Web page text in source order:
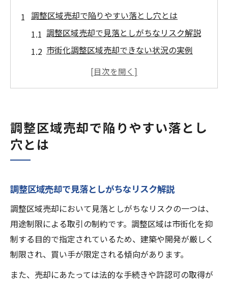
調整区域売却で陥りやすい落とし穴とは
調整区域売却で見落としがちなリスク解説
市街化調整区域売却できない状況の実例
調整区域売却における手続き上の注意点
スムーズな調整区域売却準備の進め方
調整区域売却準備で押さえるべき流れ
調整区域売却を進める際の書類整理術
調整区域売却準備で必要な事前確認項目
調整区域売却のための役所手続きポイント
売却できない調整区域の特徴と対策法
調整区域売却できない土地の主な特徴
市街化調整区域売買制限を理解しよう
売買できないケースの回避策を徹底解説
調整区域売却で陥りやすい落とし
穴とは
調整区域売却で見落としがちなリスク解説
調整区域売却において見落としがちなリスクの一つは、
用途制限による取引の制約です。調整区域は市街化を抑
制する目的で指定されているため、建築や開発が厳しく
制限され、買い手が限定される傾向があります。
また、売却にあたっては法的な手続きや許認可の取得が